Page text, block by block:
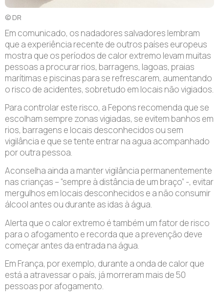
© DR
Em comunicado, os nadadores salvadores lembram
que a experiência recente de outros países europeus
mostra que os períodos de calor extremo levam muitas
pessoas a procurar rios, barragens, lagoas, praias
marítimas e piscinas para se refrescarem, aumentando
o risco de acidentes, sobretudo em locais não vigiados.
Para controlar este risco, a Fepons recomenda que se
escolham sempre zonas vigiadas, se evitem banhos em
rios, barragens e locais desconhecidos ou sem
vigilância e que se tente entrar na agua acompanhado
por outra pessoa.
Aconselha ainda a manter vigilância permanentemente
nas crianças – “sempre à distância de um braço” -, evitar
mergulhos em locais desconhecidos e a não consumir
álcool antes ou durante as idas à água.
Alerta que o calor extremo é também um fator de risco
para o afogamento e recorda que a prevenção deve
começar antes da entrada na água.
Em França, por exemplo, durante a onda de calor que
está a atravessar o país, já morreram mais de 50
pessoas por afogamento.